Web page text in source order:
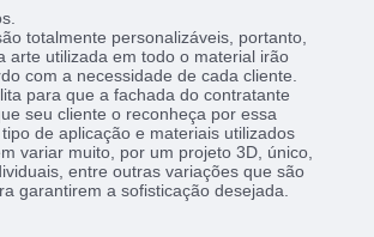
totalmente personalizáveis, portanto,
arte utilizada em todo o material irão
com a necessidade de cada cliente.
para que a fachada do contratante
seu cliente o reconheça por essa
de aplicação e materiais utilizados
variar muito, por um projeto 3D, único,
entre outras variações que são
garantirem a sofisticação desejada.